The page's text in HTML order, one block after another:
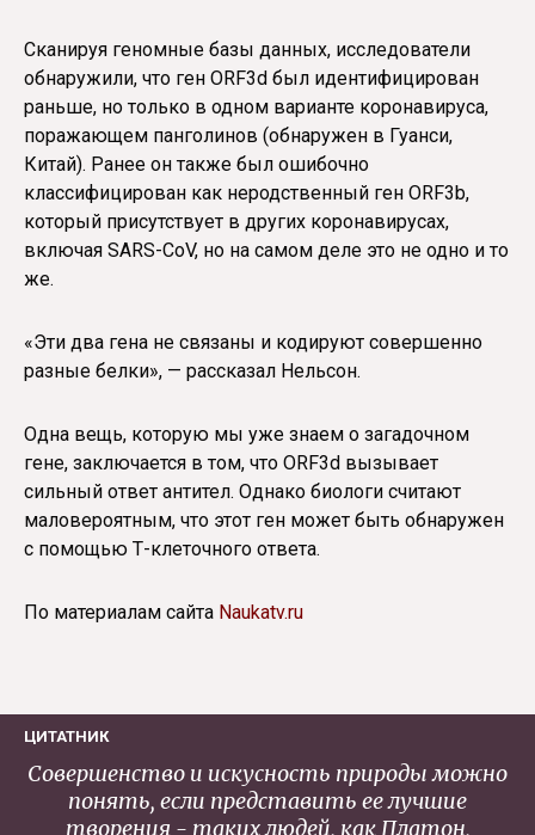
Сканируя геномные базы данных, исследователи
обнаружили, что ген ORF3d был идентифицирован
раньше, но только в одном варианте коронавируса,
поражающем панголинов (обнаружен в Гуанси,
Китай). Ранее он также был ошибочно
классифицирован как неродственный ген ORF3b,
который присутствует в других коронавирусах,
включая SARS-CoV, но на самом деле это не одно и то
же.
«Эти два гена не связаны и кодируют совершенно
разные белки», — рассказал Нельсон.
Одна вещь, которую мы уже знаем о загадочном
гене, заключается в том, что ORF3d вызывает
сильный ответ антител. Однако биологи считают
маловероятным, что этот ген может быть обнаружен
с помощью Т-клеточного ответа.
По материалам сайта Naukatv.ru
ЦИТАТНИК
Совершенство и искусность природы можно
понять, если представить ее лучшие
творения - таких людей, как Платон,